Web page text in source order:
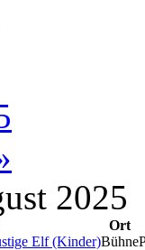
2025
Ort
Elf (Kinder)Bühne